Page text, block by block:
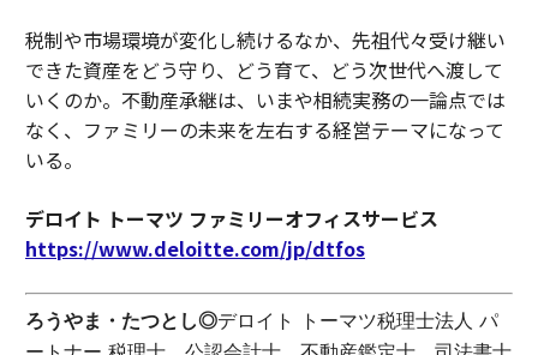
税制や市場環境が変化し続けるなか、先祖代々受け継い
できた資産をどう守り、どう育て、どう次世代へ渡して
いくのか。不動産承継は、いまや相続実務の一論点では
なく、ファミリーの未来を左右する経営テーマになって
いる。
デロイト トーマツ ファミリーオフィスサービス
https://www.deloitte.com/jp/dtfos
ろうやま・たつとし◎デロイト トーマツ税理士法人 パ